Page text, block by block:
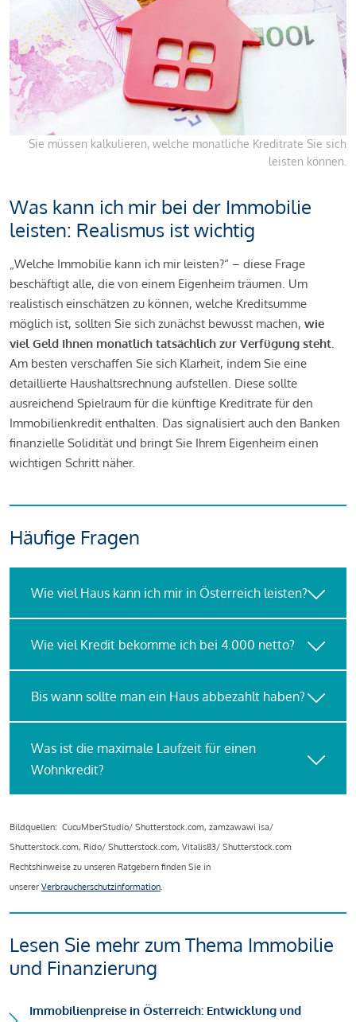
Sie müssen kalkulieren, welche monatliche Kreditrate Sie sich
leisten können.
Was kann ich mir bei der Immobilie
leisten: Realismus ist wichtig
„Welche Immobilie kann ich mir leisten?“ – diese Frage
beschäftigt alle, die von einem Eigenheim träumen. Um
realistisch einschätzen zu können, welche Kreditsumme
möglich ist, sollten Sie sich zunächst bewusst machen, wie
viel Geld Ihnen monatlich tatsächlich zur Verfügung steht.
Am besten verschaffen Sie sich Klarheit, indem Sie eine
detaillierte Haushaltsrechnung aufstellen. Diese sollte
ausreichend Spielraum für die künftige Kreditrate für den
Immobilienkredit enthalten. Das signalisiert auch den Banken
finanzielle Solidität und bringt Sie Ihrem Eigenheim einen
wichtigen Schritt näher.
Häufige Fragen
Wie viel Haus kann ich mir in Österreich leisten?
Wie viel Kredit bekomme ich bei 4.000 netto?
Bis wann sollte man ein Haus abbezahlt haben?
Was ist die maximale Laufzeit für einen
Wohnkredit?
Bildquellen: CucuMberStudio/ Shutterstock.com, zamzawawi isa/
Shutterstock.com, Rido/ Shutterstock.com, Vitalis83/ Shutterstock.com
Rechtshinweise zu unseren Ratgebern finden Sie in
unserer Verbraucherschutzinformation.
Lesen Sie mehr zum Thema Immobilie
und Finanzierung
Immobilienpreise in Österreich: Entwicklung und